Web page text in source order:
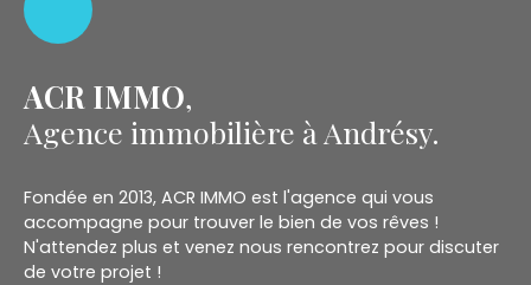
ACR IMMO,
Agence immobilière à Andrésy.
Fondée en 2013, ACR IMMO est l'agence qui vous
accompagne pour trouver le bien de vos rêves !
N'attendez plus et venez nous rencontrez pour discuter
de votre projet !